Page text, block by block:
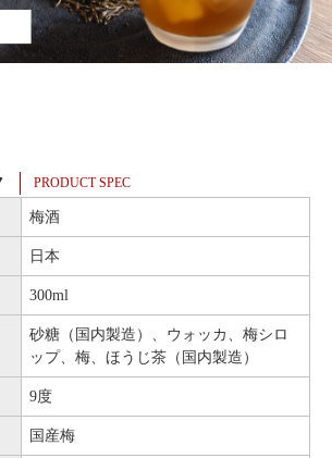
PRODUCT SPEC
梅酒
日本
300ml
砂糖（国内製造）、ウォッカ、梅シロ
ップ、梅、ほうじ茶（国内製造）
9度
国産梅